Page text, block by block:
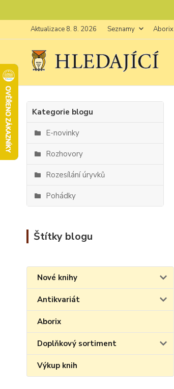
Aktualizace 8. 8. 2026 Seznamy Aborix
Kategorie blogu
E-novinky
Rozhovory
Rozesílání úryvků
Pohádky
Štítky blogu
Nové knihy
Antikvariát
Aborix
Doplňkový sortiment
Výkup knih